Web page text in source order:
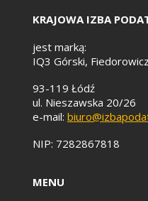
KRAJOWA IZBA
jest marką:
IQ3 Górski,
93-119 Łódź
ul. Nieszawska 20/26
e-mail:
NIP: 7282867818
MENU